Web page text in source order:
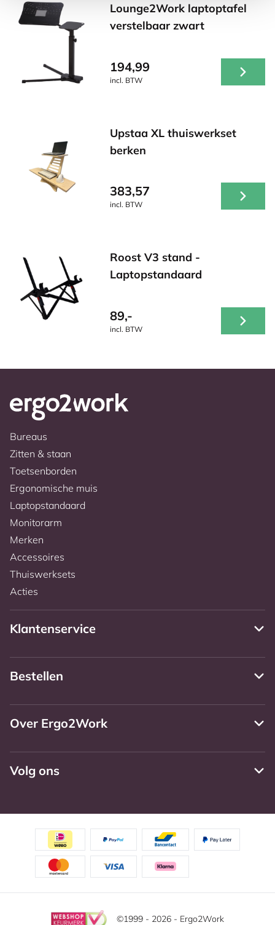
Lounge2Work laptoptafel
verstelbaar zwart
194,99
incl. BTW
Upstaa XL thuiswerkset
berken
383,57
incl. BTW
Roost V3 stand -
Laptopstandaard
89,-
incl. BTW
Bureaus
Zitten & staan
Toetsenborden
Ergonomische muis
Laptopstandaard
Monitorarm
Merken
Accessoires
Thuiswerksets
Acties
Klantenservice
Bestellen
Over Ergo2Work
Volg ons
©1999 - 2026 - Ergo2Work